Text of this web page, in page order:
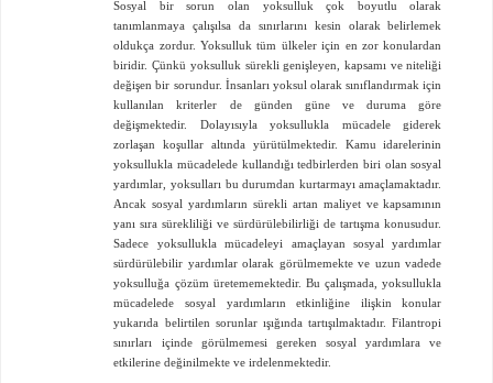
Sosyal bir sorun olan yoksulluk çok boyutlu olarak
tanımlanmaya çalışılsa da sınırlarını kesin olarak belirlemek
oldukça zordur. Yoksulluk tüm ülkeler için en zor konulardan
biridir. Çünkü yoksulluk sürekli genişleyen, kapsamı ve niteliği
değişen bir sorundur. İnsanları yoksul olarak sınıflandırmak için
kullanılan kriterler de günden güne ve duruma göre
değişmektedir. Dolayısıyla yoksullukla mücadele giderek
zorlaşan koşullar altında yürütülmektedir. Kamu idarelerinin
yoksullukla mücadelede kullandığı tedbirlerden biri olan sosyal
yardımlar, yoksulları bu durumdan kurtarmayı amaçlamaktadır.
Ancak sosyal yardımların sürekli artan maliyet ve kapsamının
yanı sıra sürekliliği ve sürdürülebilirliği de tartışma konusudur.
Sadece yoksullukla mücadeleyi amaçlayan sosyal yardımlar
sürdürülebilir yardımlar olarak görülmemekte ve uzun vadede
yoksulluğa çözüm üretememektedir. Bu çalışmada, yoksullukla
mücadelede sosyal yardımların etkinliğine ilişkin konular
yukarıda belirtilen sorunlar ışığında tartışılmaktadır. Filantropi
sınırları içinde görülmemesi gereken sosyal yardımlara ve
etkilerine değinilmekte ve irdelenmektedir.